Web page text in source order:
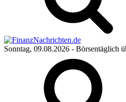
Sonntag, 09.08.2026 - Börsentäglich